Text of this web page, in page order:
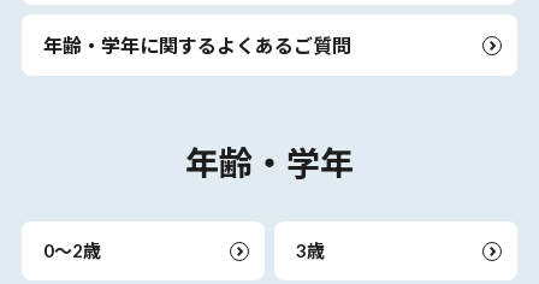
年齢・学年に関するよくあるご質問
年齢・学年
0～2歳 3歳